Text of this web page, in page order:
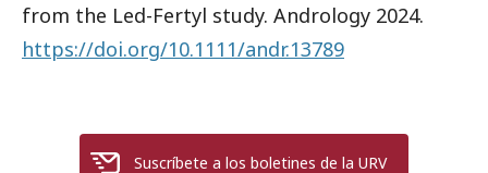
from the Led-Fertyl study. Andrology 2024.
https://doi.org/10.1111/andr.13789
Suscríbete a los boletines de la URV